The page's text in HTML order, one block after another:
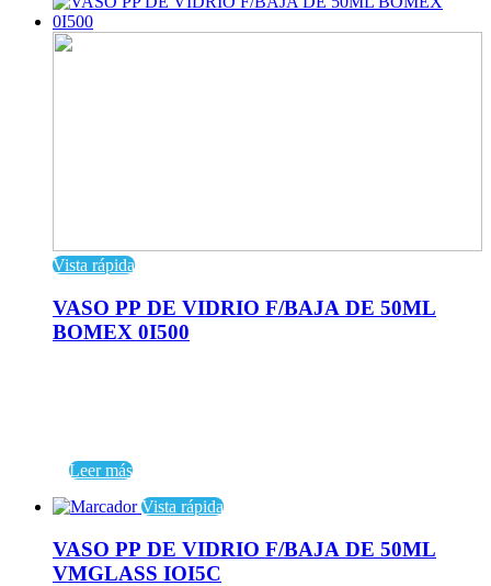
Vista rápida
VASO PP DE VIDRIO F/BAJA DE 50ML
BOMEX 0I500
Leer más
Vista rápida
VASO PP DE VIDRIO F/BAJA DE 50ML
VMGLASS IOI5C